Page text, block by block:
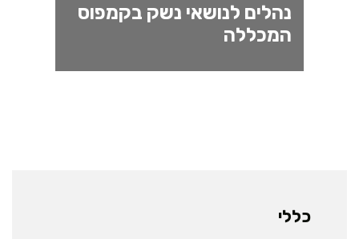
נהלים לנושאי נשק בקמפוס
המכללה
כללי